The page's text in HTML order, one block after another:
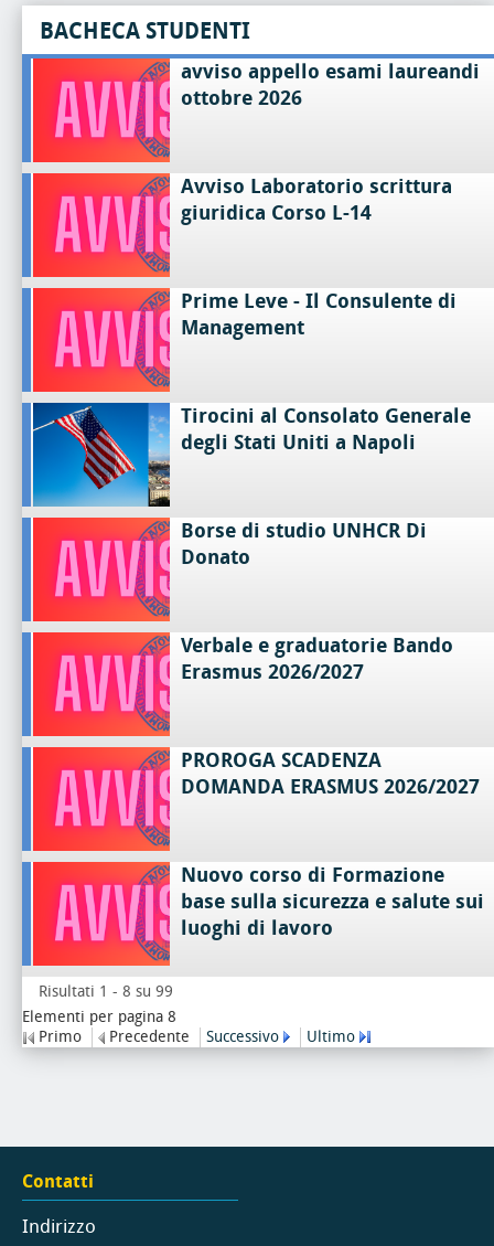
BACHECA STUDENTI
avviso appello esami laureandi
ottobre 2026
Avviso Laboratorio scrittura
giuridica Corso L-14
Prime Leve - Il Consulente di
Management
Tirocini al Consolato Generale
degli Stati Uniti a Napoli
Borse di studio UNHCR Di
Donato
Verbale e graduatorie Bando
Erasmus 2026/2027
PROROGA SCADENZA
DOMANDA ERASMUS 2026/2027
Nuovo corso di Formazione
base sulla sicurezza e salute sui
luoghi di lavoro
Risultati 1 - 8 su 99
Elementi per pagina 8
Primo
Precedente Successivo Ultimo
Contatti
Indirizzo